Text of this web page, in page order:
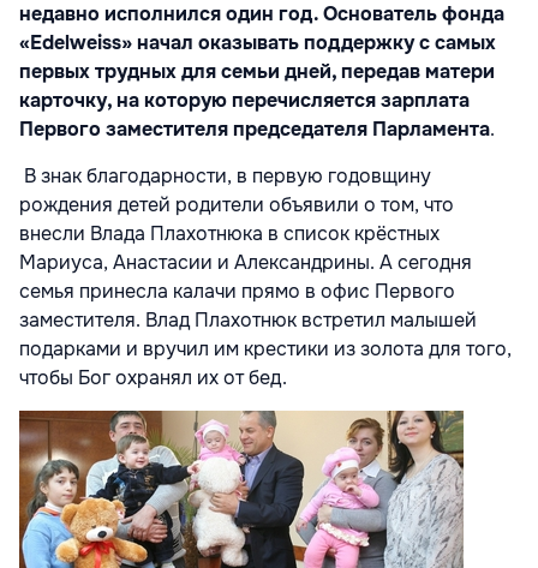
недавно исполнился один год. Основатель фонда
«Edelweiss» начал оказывать поддержку с самых
первых трудных для семьи дней, передав матери
карточку, на которую перечисляется зарплата
Первого заместителя председателя Парламента.
В знак благодарности, в первую годовщину
рождения детей родители объявили о том, что
внесли Влада Плахотнюка в список крёстных
Мариуса, Анастасии и Александрины. А сегодня
семья принесла калачи прямо в офис Первого
заместителя. Влад Плахотнюк встретил малышей
подарками и вручил им крестики из золота для того,
чтобы Бог охранял их от бед.